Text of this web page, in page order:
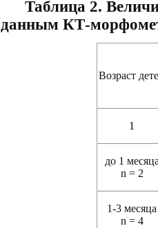
Таблица 2.
данным КТ-
Возраст
1
до 1
n = 2
1-3 месяца
n = 4